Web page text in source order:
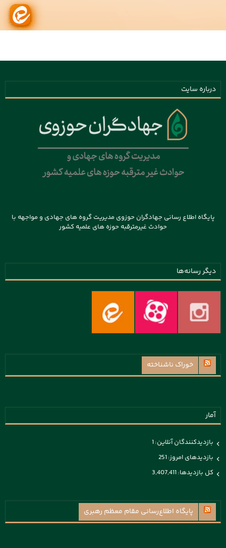
درباره سایت
پایگاه اطلاع رسانی جهادگران حوزوی مدیریت گروه های جهادی و مواجهه با
حوادث غیرمترقبه حوزه های علمیه کشور
دیگر رسانه‌ها
خوراک ناشناخته
آمار
بازدیدکنندگان آنلاین:1
بازدیدهای امروز:251
کل بازدیدها:3,407,411
پايگاه اطلاع‌رسانی مقام معظم رهبری